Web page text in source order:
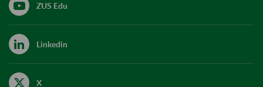
ZUS Edu
Linkedin
X